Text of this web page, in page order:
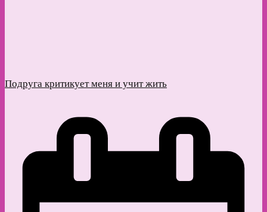
Подруга критикует меня и учит жить